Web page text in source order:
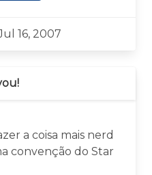
16, 2007
a coisa mais nerd
convenção do Star